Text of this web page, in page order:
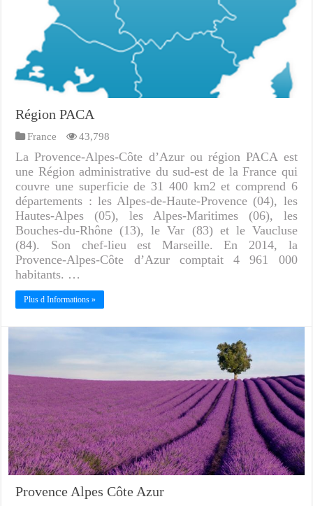
Région PACA
France 43,798
La Provence-Alpes-Côte d’Azur ou région PACA est
une Région administrative du sud-est de la France qui
couvre une superficie de 31 400 km2 et comprend 6
départements : les Alpes-de-Haute-Provence (04), les
Hautes-Alpes (05), les Alpes-Maritimes (06), les
Bouches-du-Rhône (13), le Var (83) et le Vaucluse
(84). Son chef-lieu est Marseille. En 2014, la
Provence-Alpes-Côte d’Azur comptait 4 961 000
habitants. …
Plus d Informations »
Provence Alpes Côte Azur